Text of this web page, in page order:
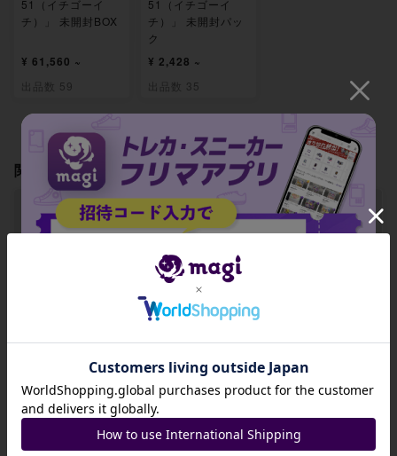
51（イチゴーイ
チ）」 未開封BOX
¥ 61,560 ~
出品数 59
51（イチゴーイ
チ）」 未開封パッ
ク
¥ 2,428 ~
出品数 35
関連製品
-
出品数 0
【BGS9.5】大きな
様) U 158/165
-
出品数 0
仕様) U 159/165
-
出品数 0
招待コード
JA9XS8
コピーする